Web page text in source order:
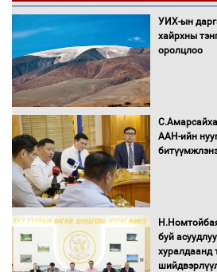
УИХ-ын
хайрхны
оролцлоо
ААН-ийн
буй
хуралдаанд